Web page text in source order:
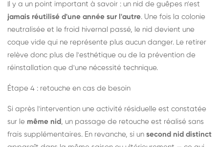
Il y a un point important à savoir : un nid de guêpes n'est
jamais réutilisé d'une année sur l'autre. Une fois la colonie
neutralisée et le froid hivernal passé, le nid devient une
coque vide qui ne représente plus aucun danger. Le retirer
relève donc plus de l'esthétique ou de la prévention de
réinstallation que d'une nécessité technique.
Étape 4 : retouche en cas de besoin
Si après l'intervention une activité résiduelle est constatée
sur le même nid , un passage de retouche est réalisé sans
frais supplémentaires. En revanche, si un second nid distinct